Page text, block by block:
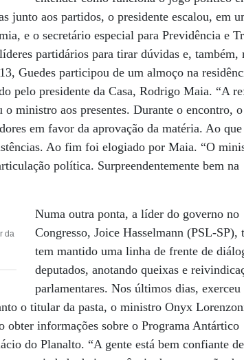
junto aos partidos, o presidente escalou, em
e o secretário especial para Previdência e
partidários para tirar dúvidas e, também,
Guedes participou de um almoço na
pelo presidente da Casa, Rodrigo Maia. “A
ministro aos presentes. Durante o encontro, o
em favor da aprovação da matéria. Ao
Ao fim foi elogiado por Maia. “O
política. Surpreendentemente bem na
da
Numa outra ponta, a líder do governo no
Congresso, Joice Hasselmann (PSL-SP),
tem mantido uma linha de frente de
deputados, anotando queixas e
parlamentares. Nos últimos dias, exerceu
o titular da pasta, o ministro Onyx
obter informações sobre o Programa Antártico
do Planalto. “A gente está bem confiante